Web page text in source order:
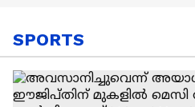
SPORTS